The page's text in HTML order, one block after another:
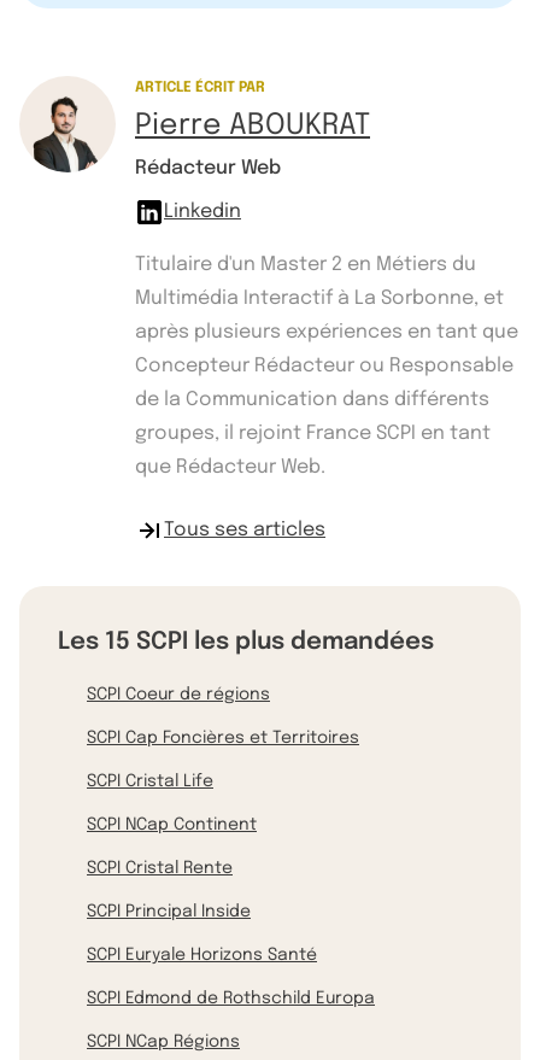
ARTICLE ÉCRIT PAR
Pierre ABOUKRAT
Rédacteur Web
Linkedin
Titulaire d'un Master 2 en Métiers du
Multimédia Interactif à La Sorbonne, et
après plusieurs expériences en tant que
Concepteur Rédacteur ou Responsable
de la Communication dans différents
groupes, il rejoint France SCPI en tant
que Rédacteur Web.
Tous ses articles
Les 15 SCPI les plus demandées
SCPI Coeur de régions
SCPI Cap Foncières et Territoires
SCPI Cristal Life
SCPI NCap Continent
SCPI Cristal Rente
SCPI Principal Inside
SCPI Euryale Horizons Santé
SCPI Edmond de Rothschild Europa
SCPI NCap Régions